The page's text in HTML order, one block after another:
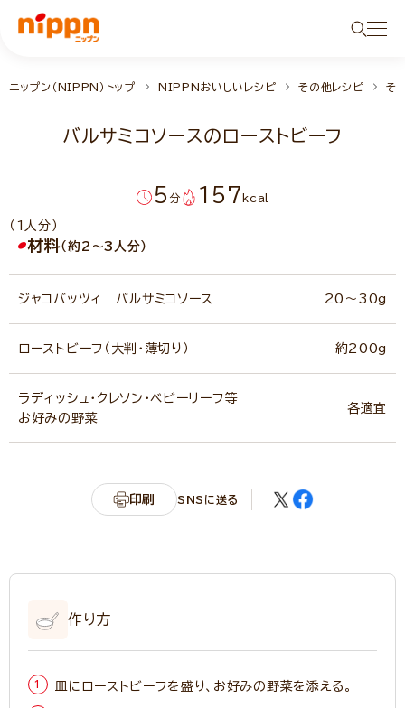
ニップン（NIPPN）トップ NIPPNおいしいレシピ その他レシピ そ
バルサミコソースのローストビーフ
5 分 157kcal
（1人分）
材料（約2～3人分）
ジャコバッツィ バルサミコソース 20～30g
ローストビーフ（大判・薄切り） 約200g
ラディッシュ・クレソン・ベビーリーフ等
お好みの野菜
各適宜
印刷 SNSに送る
作り方
皿にローストビーフを盛り、お好みの野菜を添える。